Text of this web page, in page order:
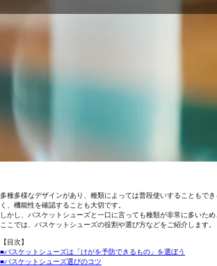
多種多様なデザインがあり、種類によっては普段使いすることもで
く、機能性を確認することも大切です。
しかし、バスケットシューズと一口に言っても種類が非常に多いた
ここでは、バスケットシューズの役割や選び方などをご紹介します。
【目次】
■バスケットシューズは「けがを予防できるもの」を選ぼう
■バスケットシューズ選びのコツ